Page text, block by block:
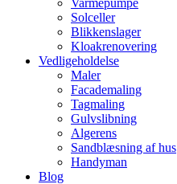
Varmepumpe
Solceller
Blikkenslager
Kloakrenovering
Vedligeholdelse
Maler
Facademaling
Tagmaling
Gulvslibning
Algerens
Sandblæsning af hus
Handyman
Blog